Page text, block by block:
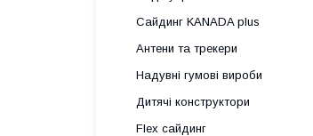
Сайдинг KANADA plus
Антени та трекери
Надувні гумові вироби
Дитячі конструктори
Flex сайдинг